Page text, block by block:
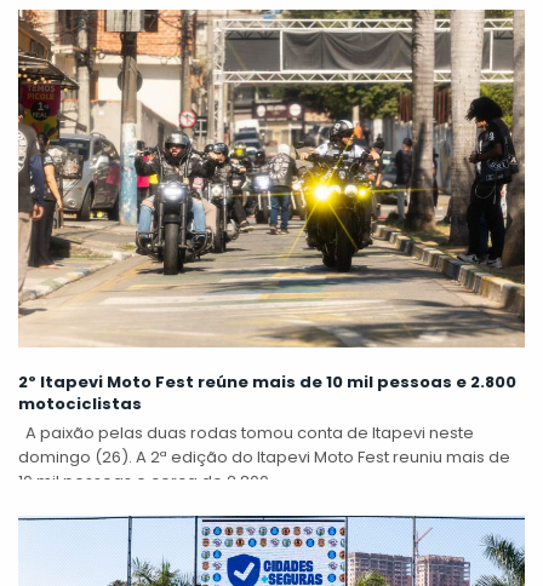
2º Itapevi Moto Fest reúne mais de 10 mil pessoas e 2.800
motociclistas
A paixão pelas duas rodas tomou conta de Itapevi neste
domingo (26). A 2ª edição do Itapevi Moto Fest reuniu mais de
10 mil pessoas e cerca de 2.800...